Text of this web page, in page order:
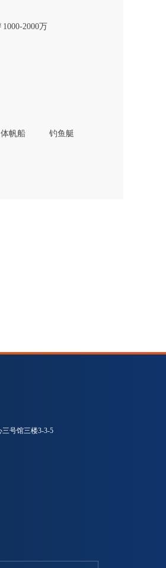
1000-2000万
帆船 钓鱼艇
号馆三楼3-3-5